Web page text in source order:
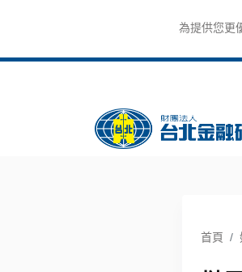
為提供您更
首頁